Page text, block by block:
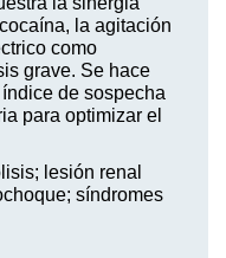
la agitación
como
grave. Se hace
de sospecha
para optimizar el
lesión renal
síndromes